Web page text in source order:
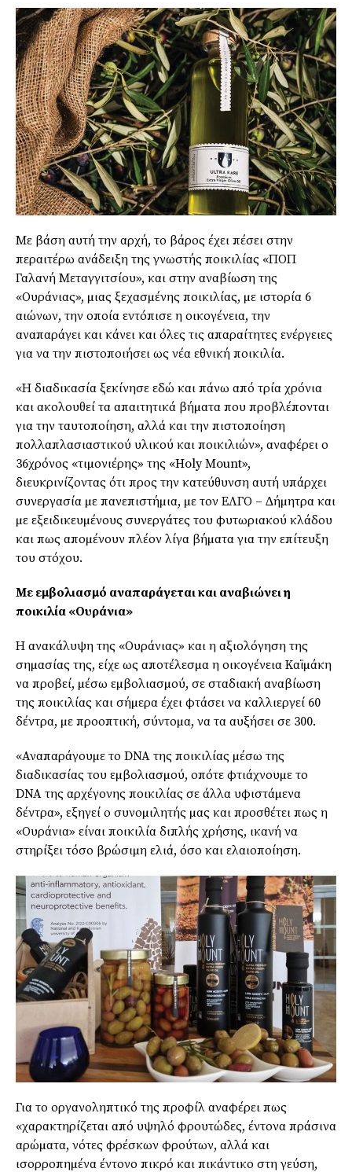
Με βάση αυτή την αρχή, το βάρος έχει πέσει στην
περαιτέρω ανάδειξη της γνωστής ποικιλίας «ΠΟΠ
Γαλανή Μεταγγιτσίου», και στην αναβίωση της
«Ουράνιας», µιας ξεχασµένης ποικιλίας, µε ιστορία 6
αιώνων, την οποία εντόπισε η οικογένεια, την
αναπαράγει και κάνει και όλες τις απαραίτητες ενέργειες
για να την πιστοποιήσει ως νέα εθνική ποικιλία.
«Η διαδικασία ξεκίνησε εδώ και πάνω από τρία χρόνια
και ακολουθεί τα απαιτητικά βήµατα που προβλέπονται
για την ταυτοποίηση, αλλά και την πιστοποίηση
πολλαπλασιαστικού υλικού και ποικιλιών», αναφέρει ο
36χρόνος «τιµονιέρης» της «Holy Mount»,
διευκρινίζοντας ότι προς την κατεύθυνση αυτή υπάρχει
συνεργασία µε πανεπιστήµια, µε τον ΕΛΓΟ – ∆ήµητρα και
µε εξειδικευµένους συνεργάτες του φυτωριακού κλάδου
και πως αποµένουν πλέον λίγα βήµατα για την επίτευξη
του στόχου.
Με εμβολιασμό αναπαράγεται και αναβιώνει η
ποικιλία «Ουράνια»
Η ανακάλυψη της «Ουράνιας» και η αξιολόγηση της
σηµασίας της, είχε ως αποτέλεσµα η οικογένεια Καϊµάκη
να προβεί, µέσω εµβολιασµού, σε σταδιακή αναβίωση
της ποικιλίας και σήµερα έχει φτάσει να καλλιεργεί 60
δέντρα, µε προοπτική, σύντοµα, να τα αυξήσει σε 300.
«Αναπαράγουµε το DNA της ποικιλίας µέσω της
διαδικασίας του εµβολιασµού, οπότε φτιάχνουµε το
DNA της αρχέγονης ποικιλίας σε άλλα υφιστάµενα
δέντρα», εξηγεί ο συνοµιλητής µας και προσθέτει πως η
«Ουράνια» είναι ποικιλία διπλής χρήσης, ικανή να
στηρίξει τόσο βρώσιµη ελιά, όσο και ελαιοποίηση.
Για το οργανοληπτικό της προφίλ αναφέρει πως
«χαρακτηρίζεται από υψηλό φρουτώδες, έντονα πράσινα
αρώµατα, νότες φρέσκων φρούτων, αλλά και
ισορροπηµένα έντονο πικρό και πικάντικο στη γεύση,